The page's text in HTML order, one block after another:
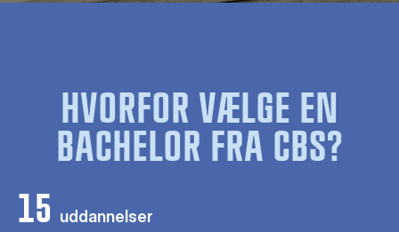
HVORFOR VÆLGE EN
BACHELOR FRA CBS?
15 uddannelser